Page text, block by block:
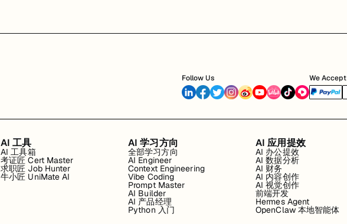
Follow Us We Accept
AI 工具
AI 工具箱
考证匠 Cert Master
求职匠 Job Hunter
牛小匠 UniMate AI
AI 学习方向
全部学习方向
AI Engineer
Context Engineering
Vibe Coding
Prompt Master
AI Builder
AI 产品经理
Python 入门
AI 应用提效
AI 办公提效
AI 数据分析
AI 财务
AI 内容创作
AI 视觉创作
前端开发
Hermes Agent
OpenClaw 本地智能体